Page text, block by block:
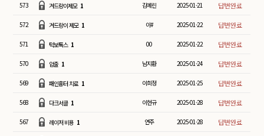
573 겨드랑이제모 1 김예린 2025-01-21
572 겨드랑이 제모 1 이# 2025-01-22
571 턱보톡스 1 00 2025-01-22
570 압출 1 남지환 2025-01-24
569 패인흉터 치료 1 이희정 2025-01-25
568 다크서클 1 이현규 2025-01-28
567 레이저 비용 1 연주 2025-01-28